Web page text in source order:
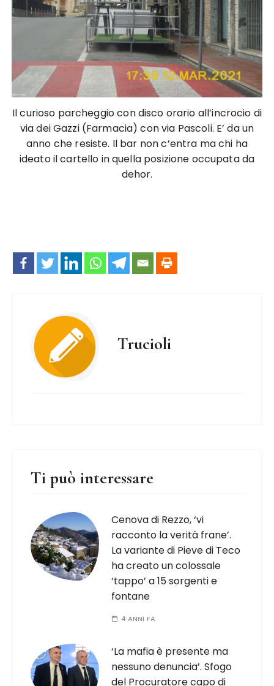
Il curioso parcheggio con disco orario all’incrocio di
via dei Gazzi (Farmacia) con via Pascoli. E’ da un
anno che resiste. Il bar non c’entra ma chi ha
ideato il cartello in quella posizione occupata da
dehor.
Trucioli
Ti può interessare
Cenova di Rezzo, ‘vi
racconto la verità frane’.
La variante di Pieve di Teco
ha creato un colossale
‘tappo’ a 15 sorgenti e
fontane
4 ANNI FA
‘La mafia è presente ma
nessuno denuncia’. Sfogo
del Procuratore capo di